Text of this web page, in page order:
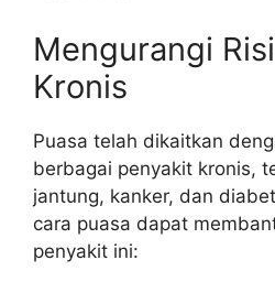
Mengurangi
Kronis
Puasa telah dikaitkan
berbagai penyakit kronis,
jantung, kanker, dan
cara puasa dapat
penyakit ini: